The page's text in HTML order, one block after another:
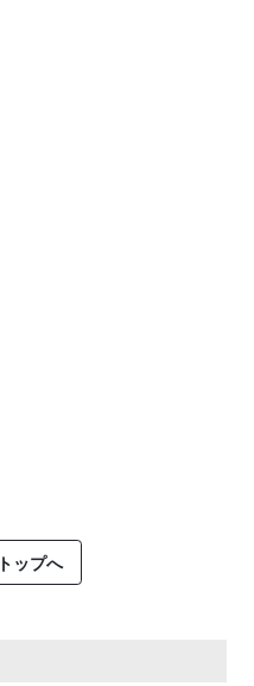
ップへ